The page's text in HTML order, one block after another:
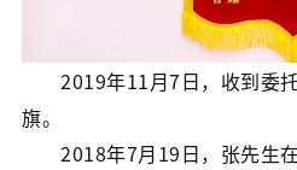
2019年11月7日，收到委
旗。
2018年7月19日，张先生